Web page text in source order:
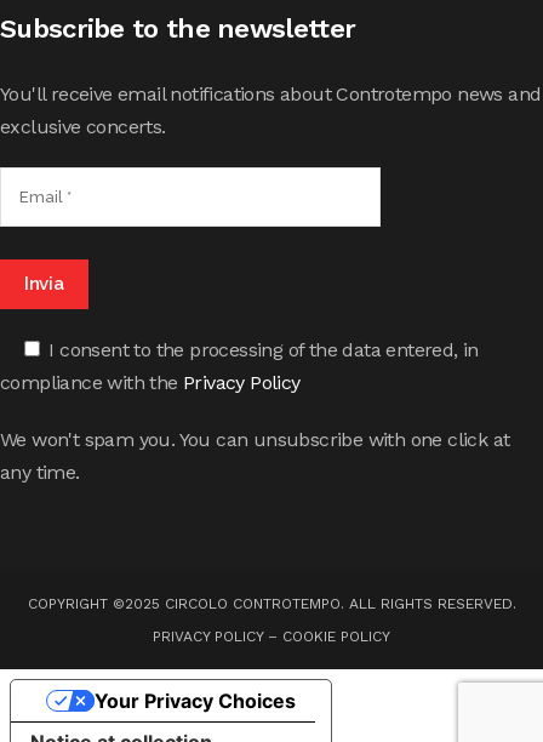
Subscribe to the newsletter
You'll receive email notifications about Controtempo news and
exclusive concerts.
I consent to the processing of the data entered, in
compliance with the Privacy Policy
We won't spam you. You can unsubscribe with one click at
any time.
COPYRIGHT ©2025 CIRCOLO CONTROTEMPO. ALL RIGHTS RESERVED.
PRIVACY POLICY– COOKIE POLICY
Your Privacy Choices